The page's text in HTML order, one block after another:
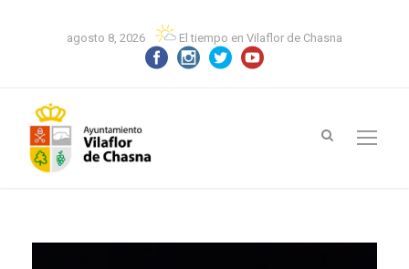
agosto 8, 2026 El tiempo en Vilaflor de Chasna